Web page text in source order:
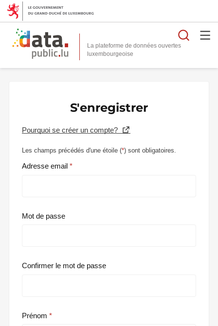
La plateforme de données ouvertes
S'enregistrer
Pourquoi se créer un compte?
Les champs précédés d'une étoile (*) sont obligatoires.
Adresse email
Mot de passe
Confirmer le mot de passe
Prénom